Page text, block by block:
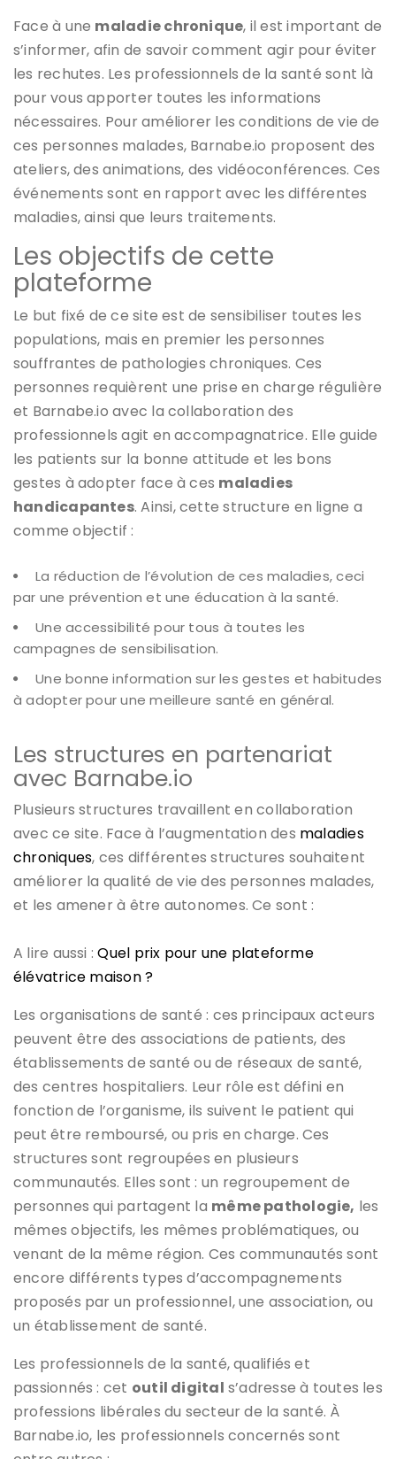
Face à une maladie chronique, il est important de
s’informer, afin de savoir comment agir pour éviter
les rechutes. Les professionnels de la santé sont là
pour vous apporter toutes les informations
nécessaires. Pour améliorer les conditions de vie de
ces personnes malades, Barnabe.io proposent des
ateliers, des animations, des vidéoconférences. Ces
événements sont en rapport avec les différentes
maladies, ainsi que leurs traitements.
Les objectifs de cette
plateforme
Le but fixé de ce site est de sensibiliser toutes les
populations, mais en premier les personnes
souffrantes de pathologies chroniques. Ces
personnes requièrent une prise en charge régulière
et Barnabe.io avec la collaboration des
professionnels agit en accompagnatrice. Elle guide
les patients sur la bonne attitude et les bons
gestes à adopter face à ces maladies
handicapantes. Ainsi, cette structure en ligne a
comme objectif :
La réduction de l’évolution de ces maladies, ceci
par une prévention et une éducation à la santé.
Une accessibilité pour tous à toutes les
campagnes de sensibilisation.
Une bonne information sur les gestes et habitudes
à adopter pour une meilleure santé en général.
Les structures en partenariat
avec Barnabe.io
Plusieurs structures travaillent en collaboration
avec ce site. Face à l’augmentation des maladies
chroniques, ces différentes structures souhaitent
améliorer la qualité de vie des personnes malades,
et les amener à être autonomes. Ce sont :
A lire aussi :Quel prix pour une plateforme
élévatrice maison ?
Les organisations de santé : ces principaux acteurs
peuvent être des associations de patients, des
établissements de santé ou de réseaux de santé,
des centres hospitaliers. Leur rôle est défini en
fonction de l’organisme, ils suivent le patient qui
peut être remboursé, ou pris en charge. Ces
structures sont regroupées en plusieurs
communautés. Elles sont : un regroupement de
personnes qui partagent la même pathologie, les
mêmes objectifs, les mêmes problématiques, ou
venant de la même région. Ces communautés sont
encore différents types d’accompagnements
proposés par un professionnel, une association, ou
un établissement de santé.
Les professionnels de la santé, qualifiés et
passionnés : cet outil digital s’adresse à toutes les
professions libérales du secteur de la santé. À
Barnabe.io, les professionnels concernés sont